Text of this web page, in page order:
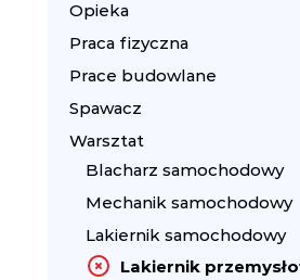
Opieka
Praca fizyczna
Prace budowlane
Spawacz
Warsztat
Blacharz samochodowy
Mechanik samochodowy
Lakiernik samochodowy
Lakiernik